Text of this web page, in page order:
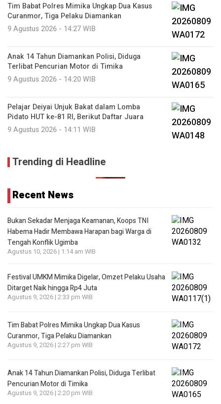
Tim Babat Polres Mimika Ungkap Dua Kasus
Curanmor, Tiga Pelaku Diamankan
9 Agustus 2026 - 14:27 WIB
Anak 14 Tahun Diamankan Polisi, Diduga
Terlibat Pencurian Motor di Timika
9 Agustus 2026 - 14:20 WIB
Pelajar Deiyai Unjuk Bakat dalam Lomba
Pidato HUT ke-81 RI, Berikut Daftar Juara
9 Agustus 2026 - 14:11 WIB
Trending di Headline
Recent News
Bukan Sekadar Menjaga Keamanan, Koops TNI
Habema Hadir Membawa Harapan bagi Warga di
Tengah Konflik Ugimba
Agustus 10, 2026 | 1:14 am WIB
Festival UMKM Mimika Digelar, Omzet Pelaku Usaha
Ditarget Naik hingga Rp4 Juta
Agustus 9, 2026 | 2:33 pm WIB
Tim Babat Polres Mimika Ungkap Dua Kasus
Curanmor, Tiga Pelaku Diamankan
Agustus 9, 2026 | 2:27 pm WIB
Anak 14 Tahun Diamankan Polisi, Diduga Terlibat
Pencurian Motor di Timika
Agustus 9, 2026 | 2:20 pm WIB